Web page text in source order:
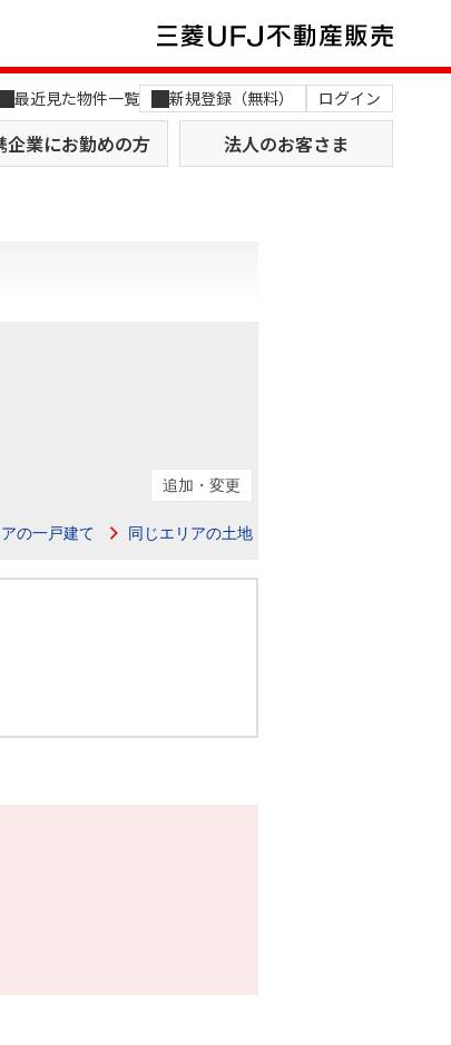
最近見た物件一覧 新規登録（無料） ログイン
企業にお勤めの方 法人のお客さま
おすすめ物件から探す
追加・変更
の一戸建て 同じエリアの土地